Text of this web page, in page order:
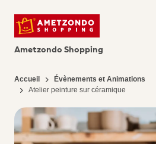
Ametzondo Shopping
Accueil
Évènements et Animations
Atelier peinture sur céramique